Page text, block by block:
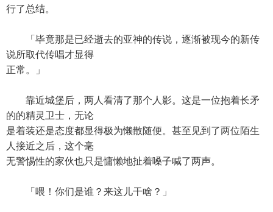
行了总结。
「毕竟那是已经逝去的亚神的传说，逐渐被现今的新传
说所取代传唱才显得
正常。」
靠近城堡后，两人看清了那个人影。这是一位抱着长矛
的的精灵卫士，无论
是着装还是态度都显得极为懒散随便。甚至见到了两位陌生
人接近之后，这个毫
无警惕性的家伙也只是慵懒地扯着嗓子喊了两声。
「喂！你们是谁？来这儿干啥？」